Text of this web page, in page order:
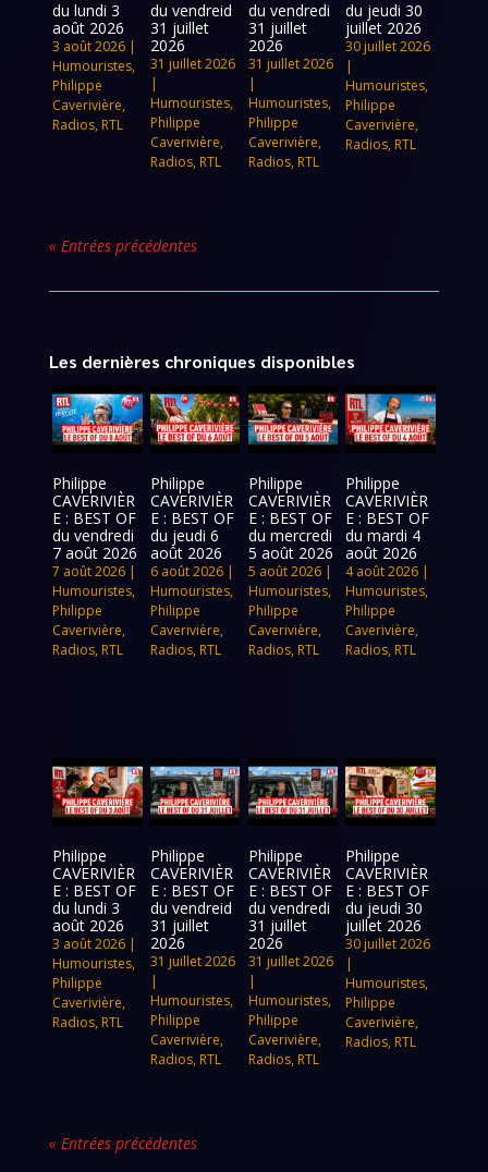
du lundi 3
août 2026
3 août 2026 |
Humouristes,
Philippe
Caverivière,
Radios, RTL
du vendreid
31 juillet
2026
31 juillet 2026
|
Humouristes,
Philippe
Caverivière,
Radios, RTL
du vendredi
31 juillet
2026
31 juillet 2026
|
Humouristes,
Philippe
Caverivière,
Radios, RTL
du jeudi 30
juillet 2026
30 juillet 2026
|
Humouristes,
Philippe
Caverivière,
Radios, RTL
« Entrées précédentes
Les dernières chroniques disponibles
Philippe
CAVERIVIÈR
E : BEST OF
du vendredi
7 août 2026
7 août 2026 |
Humouristes,
Philippe
Caverivière,
Radios, RTL
Philippe
CAVERIVIÈR
E : BEST OF
du jeudi 6
août 2026
6 août 2026|
Humouristes,
Philippe
Caverivière,
Radios, RTL
Philippe
CAVERIVIÈR
E : BEST OF
du mercredi
5 août 2026
5 août 2026|
Humouristes,
Philippe
Caverivière,
Radios, RTL
Philippe
CAVERIVIÈR
E : BEST OF
du mardi 4
août 2026
4 août 2026 |
Humouristes,
Philippe
Caverivière,
Radios, RTL
Philippe
CAVERIVIÈR
E : BEST OF
du lundi 3
août 2026
3 août 2026 |
Humouristes,
Philippe
Caverivière,
Radios, RTL
Philippe
CAVERIVIÈR
E : BEST OF
du vendreid
31 juillet
2026
31 juillet 2026
|
Humouristes,
Philippe
Caverivière,
Radios, RTL
Philippe
CAVERIVIÈR
E : BEST OF
du vendredi
31 juillet
2026
31 juillet 2026
|
Humouristes,
Philippe
Caverivière,
Radios, RTL
Philippe
CAVERIVIÈR
E : BEST OF
du jeudi 30
juillet 2026
30 juillet 2026
|
Humouristes,
Philippe
Caverivière,
Radios, RTL
« Entrées précédentes